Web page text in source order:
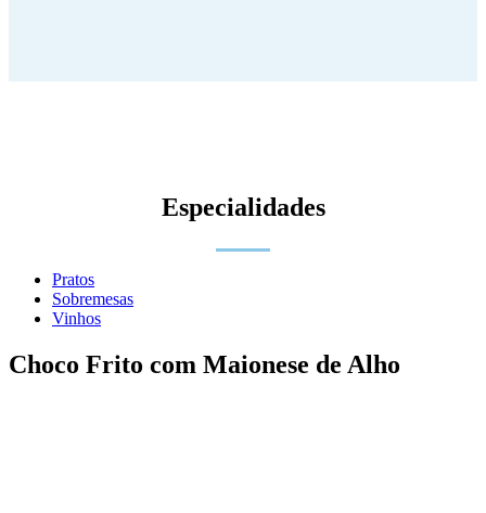
Especialidades
Pratos
Sobremesas
Vinhos
Choco Frito com Maionese de Alho